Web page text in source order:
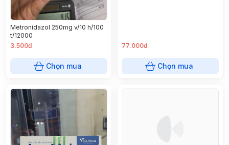
Metronidazol 250mg v/10 h/100
t/12000
3.500đ
Chọn mua
77.000đ
Chọn mua